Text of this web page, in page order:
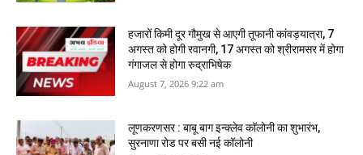
हजारों किमी दूर गौमुख से आएगी तूफानी कांवड़यात्रा, 7
अगस्त को होगी रवानगी, 17 अगस्त को श्रीरामसर में होगा
गंगाजल से होगा रुद्राभिषेक
August 7, 2026 9:22 am
लूणकरणसर : बाबू बाग इन्क्लेव कॉलोनी का शुभारंभ,
सुरनाणा रोड पर बसी नई कॉलोनी